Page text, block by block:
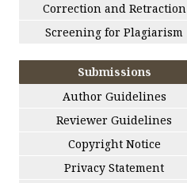
Correction and Retraction
Screening for Plagiarism
Submissions
Author Guidelines
Reviewer Guidelines
Copyright Notice
Privacy Statement